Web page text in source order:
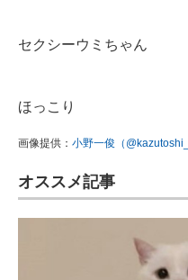
セクシーウミちゃん
ほっこり
画像提供： 小野一俊（
オススメ記事